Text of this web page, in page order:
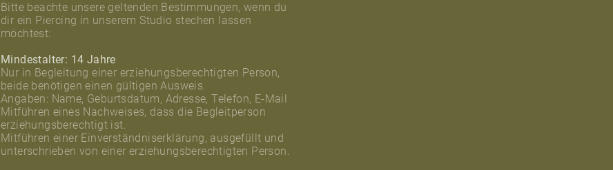
Bitte beachte unsere geltenden Bestimmungen, wenn du
dir ein Piercing in unserem Studio stechen lassen
möchtest:
Mindestalter: 14 Jahre
Nur in Begleitung einer erziehungsberechtigten Person,
beide benötigen einen gültigen Ausweis.
Angaben: Name, Geburtsdatum, Adresse, Telefon, E-Mail
Mitführen eines Nachweises, dass die Begleitperson
erziehungsberechtigt ist.
Mitführen einer Einverständniserklärung, ausgefüllt und
unterschrieben von einer erziehungsberechtigten Person.